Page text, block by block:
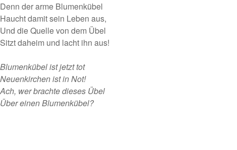
Denn der arme Blumenkübel
Haucht damit sein Leben aus,
Und die Quelle von dem Übel
Sitzt daheim und lacht ihn aus!
Blumenkübel ist jetzt tot
Neuenkirchen ist in Not!
Ach, wer brachte dieses Übel
Über einen Blumenkübel?